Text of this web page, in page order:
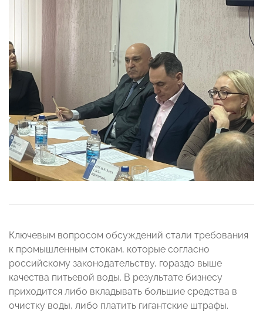
Ключевым вопросом обсуждений стали требования
к промышленным стокам, которые согласно
российскому законодательству, гораздо выше
качества питьевой воды. В результате бизнесу
приходится либо вкладывать большие средства в
очистку воды, либо платить гигантские штрафы.